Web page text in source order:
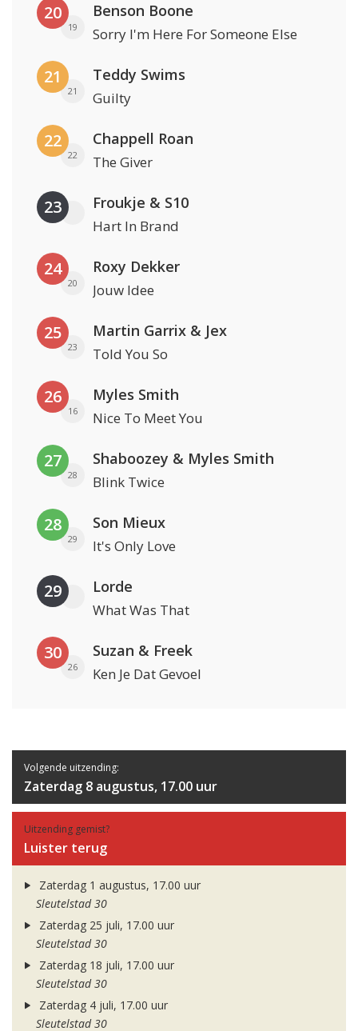
20
19
Benson Boone
Sorry I'm Here For Someone Else
21
21
Teddy Swims
Guilty
22
22
Chappell Roan
The Giver
23 Froukje & S10
Hart In Brand
24
20
Roxy Dekker
Jouw Idee
25
23
Martin Garrix & Jex
Told You So
26
16
Myles Smith
Nice To Meet You
27
28
Shaboozey & Myles Smith
Blink Twice
28
29
Son Mieux
It's Only Love
29 Lorde
What Was That
30
26
Suzan & Freek
Ken Je Dat Gevoel
Volgende uitzending:
Zaterdag 8 augustus, 17.00 uur
Uitzending gemist?
Luister terug
Zaterdag 1 augustus, 17.00 uur
Sleutelstad 30
Zaterdag 25 juli, 17.00 uur
Sleutelstad 30
Zaterdag 18 juli, 17.00 uur
Sleutelstad 30
Zaterdag 4 juli, 17.00 uur
Sleutelstad 30